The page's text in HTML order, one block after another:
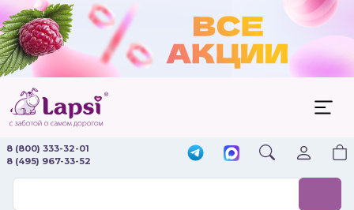
8 (800) 333-32-01
8 (495) 967-33-52